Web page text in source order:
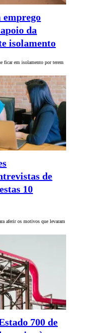
emprego
da
isolamento
ficar em isolamento por terem
de
10
aferir os motivos que levaram
700 de